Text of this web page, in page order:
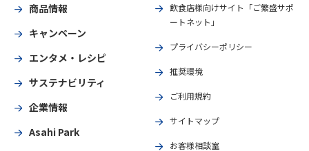
商品情報
キャンペーン
エンタメ・レシピ
サステナビリティ
企業情報
Asahi Park
飲食店様向けサイト「ご繁盛サポ
ートネット」
プライバシーポリシー
推奨環境
ご利用規約
サイトマップ
お客様相談室